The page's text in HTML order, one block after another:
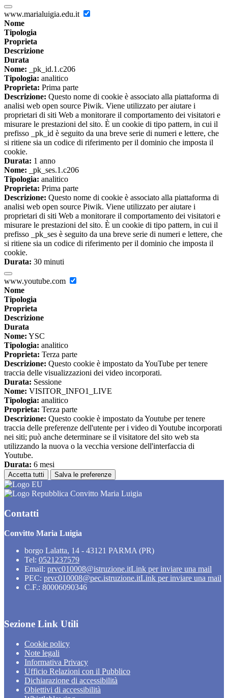
www.marialuigia.edu.it
Nome
Tipologia
Proprieta
Descrizione
Durata
Nome: _pk_id.1.c206
Tipologia: analitico
Proprieta: Prima parte
Descrizione: Questo nome di cookie è associato alla piattaforma di
analisi web open source Piwik. Viene utilizzato per aiutare i
proprietari di siti Web a monitorare il comportamento dei visitatori e
misurare le prestazioni del sito. È un cookie di tipo pattern, in cui il
prefisso _pk_id è seguito da una breve serie di numeri e lettere, che
si ritiene sia un codice di riferimento per il dominio che imposta il
cookie.
Durata: 1 anno
Nome: _pk_ses.1.c206
Tipologia: analitico
Proprieta: Prima parte
Descrizione: Questo nome di cookie è associato alla piattaforma di
analisi web open source Piwik. Viene utilizzato per aiutare i
proprietari di siti Web a monitorare il comportamento dei visitatori e
misurare le prestazioni del sito. È un cookie di tipo pattern, in cui il
prefisso _pk_ses è seguito da una breve serie di numeri e lettere, che
si ritiene sia un codice di riferimento per il dominio che imposta il
cookie.
Durata: 30 minuti
www.youtube.com
Nome
Tipologia
Proprieta
Descrizione
Durata
Nome: YSC
Tipologia: analitico
Proprieta: Terza parte
Descrizione: Questo cookie è impostato da YouTube per tenere
traccia delle visualizzazioni dei video incorporati.
Durata: Sessione
Nome: VISITOR_INFO1_LIVE
Tipologia: analitico
Proprieta: Terza parte
Descrizione: Questo cookie è impostato da Youtube per tenere
traccia delle preferenze dell'utente per i video di Youtube incorporati
nei siti; può anche determinare se il visitatore del sito web sta
utilizzando la nuova o la vecchia versione dell'interfaccia di
Youtube.
Durata: 6 mesi
Accetta tutti Salva le preferenze
Convitto Maria Luigia
Contatti
Convitto Maria Luigia
borgo Lalatta, 14 - 43121 PARMA (PR)
Tel: 0521237579
Email: prvc010008@istruzione.itLink per inviare una mail
PEC: prvc010008@pec.istruzione.itLink per inviare una mail
C.F.: 80006090346
Sezione Link Utili
Cookie policy
Note legali
Informativa Privacy
Ufficio Relazioni con il Pubblico
Dichiarazione di accessibilità
Obiettivi di accessibilità